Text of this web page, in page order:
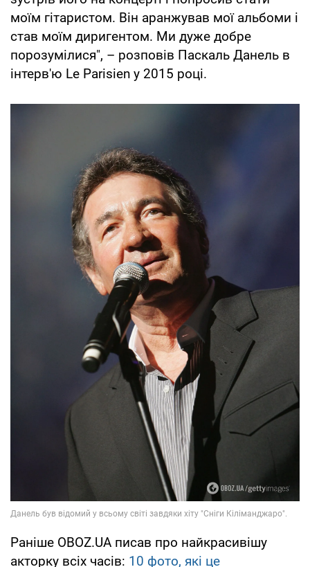
моїм гітаристом. Він аранжував мої альбоми і
став моїм диригентом. Ми дуже добре
порозумілися", – розповів Паскаль Данель в
інтерв'ю Le Parisien у 2015 році.
Раніше OBOZ.UA писав про найкрасивішу
акторку всіх часів: 10 фото, які це